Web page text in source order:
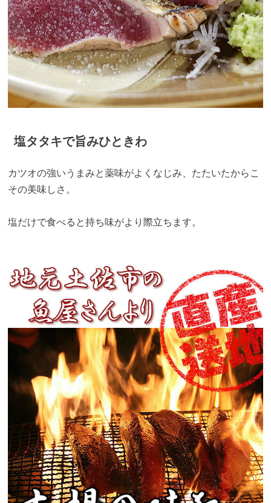
塩タタキで旨みひときわ
カツオの強いうまみと薬味がよくなじみ、たたいたからこ
その美味しさ。
塩だけで食べると持ち味がより際立ちます。